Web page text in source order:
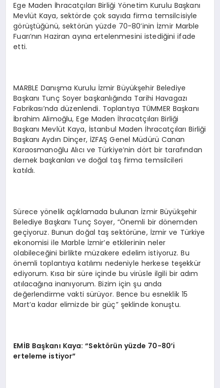
Ege Maden İhracatçıları Birliği Yönetim Kurulu Başkanı
Mevlüt Kaya, sektörde çok sayıda firma temsilcisiyle
görüştüğünü, sektörün yüzde 70-80’inin İzmir Marble
Fuarı’nın Haziran ayına ertelenmesini istediğini ifade
etti.
MARBLE Danışma Kurulu İzmir Büyükşehir Belediye
Başkanı Tunç Soyer başkanlığında Tarihi Havagazı
Fabrikası’nda düzenlendi. Toplantıya TÜMMER Başkanı
İbrahim Alimoğlu, Ege Maden İhracatçıları Birliği
Başkanı Mevlüt Kaya, İstanbul Maden İhracatçıları Birliği
Başkanı Aydın Dinçer, İZFAŞ Genel Müdürü Canan
Karaosmanoğlu Alıcı ve Türkiye’nin dört bir tarafından
dernek başkanları ve doğal taş firma temsilcileri
katıldı.
Sürece yönelik açıklamada bulunan İzmir Büyükşehir
Belediye Başkanı Tunç Soyer, “Önemli bir dönemden
geçiyoruz. Bunun doğal taş sektörüne, İzmir ve Türkiye
ekonomisi ile Marble İzmir’e etkilerinin neler
olabileceğini birlikte müzakere edelim istiyoruz. Bu
önemli toplantıya katılımı nedeniyle herkese teşekkür
ediyorum. Kısa bir süre içinde bu virüsle ilgili bir adım
atılacağına inanıyorum. Bizim için şu anda
değerlendirme vakti sürüyor. Bence bu esneklik 15
Mart’a kadar elimizde bir güç” şeklinde konuştu.
EMİB Başkanı Kaya: “Sektörün yüzde 70-80’i
erteleme istiyor”